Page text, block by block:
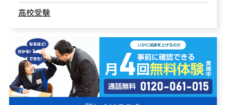
高校受験